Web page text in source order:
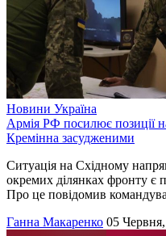
Новини Україна
Армія РФ посилює позиції
Кремінна засудженими
Cитуація на Східному
окремих ділянках фронту є
Про це повідомив
Ганна Макаренко 05